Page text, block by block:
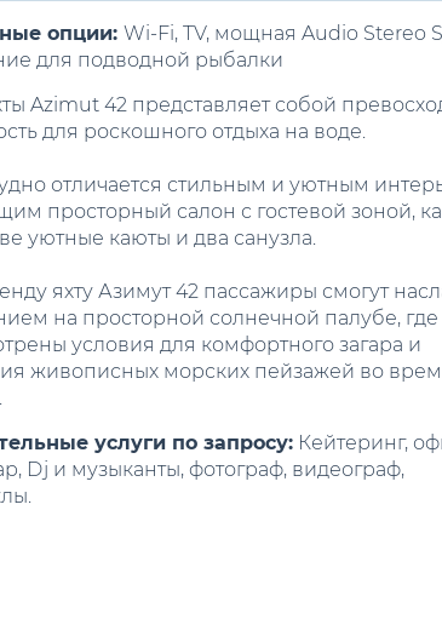
опции: Wi-Fi, TV, мощная Audio Stereo
для подводной рыбалки
Azimut 42 представляет собой
для роскошного отдыха на воде.
отличается стильным и уютным
просторный салон с гостевой зоной,
уютные каюты и два санузла.
яхту Азимут 42 пассажиры смогут
на просторной солнечной палубе, где
условия для комфортного загара и
живописных морских пейзажей во
услуги по запросу: Кейтеринг,
Dj и музыканты, фотограф, видеограф,